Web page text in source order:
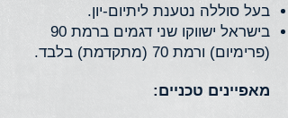
בעל סוללה נטענת ליתיום-יון.
בישראל ישווקו שני דגמים ברמת 90
(פרימיום) ורמת 70 (מתקדמת) בלבד.
מאפיינים טכניים: